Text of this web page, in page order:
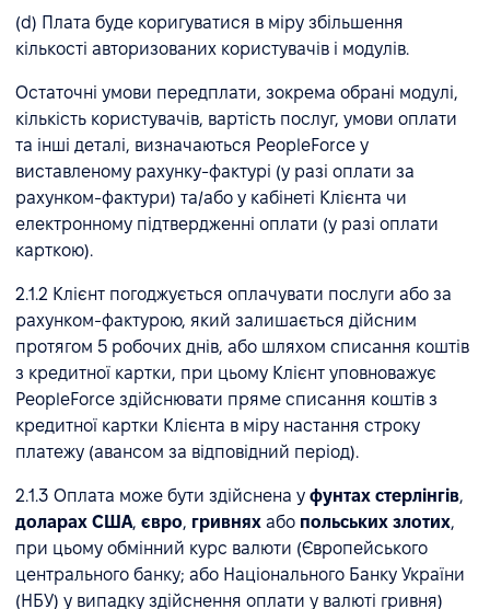
(d) Плата буде коригуватися в міру збільшення
кількості авторизованих користувачів і модулів.
Остаточні умови передплати, зокрема обрані модулі,
кількість користувачів, вартість послуг, умови оплати
та інші деталі, визначаються PeopleForce у
виставленому рахунку-фактурі (у разі оплати за
рахунком-фактури) та/або у кабінеті Клієнта чи
електронному підтвердженні оплати (у разі оплати
карткою).
2.1.2 Клієнт погоджується оплачувати послуги або за
рахунком-фактурою, який залишається дійсним
протягом 5 робочих днів, або шляхом списання коштів
з кредитної картки, при цьому Клієнт уповноважує
PeopleForce здійснювати пряме списання коштів з
кредитної картки Клієнта в міру настання строку
платежу (авансом за відповідний період).
2.1.3 Оплата може бути здійснена у фунтах стерлінгів,
доларах США, євро, гривнях або польських злотих,
при цьому обмінний курс валюти (Європейського
центрального банку; або Національного Банку України
(НБУ) у випадку здійснення оплати у валюті гривня)